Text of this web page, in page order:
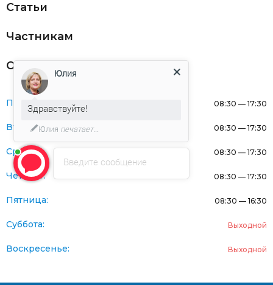
Статьи
Частникам
Оферта
Понедельник: 08:30 — 17:30
Вторник: 08:30 — 17:30
Среда: 08:30 — 17:30
Четверг: 08:30 — 17:30
Пятница: 08:30 — 16:30
Суббота: Выходной
Воскресенье: Выходной
Введите сообщение
Юлия
Здравствуйте!
Юлия печатает...